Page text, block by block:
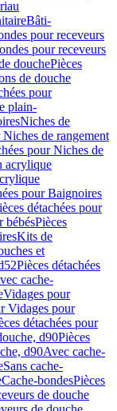
Bâti-
pour receveurs
pour receveurs
douchePièces
de douche
pour
plain-
Niches de
Niches de rangement
pour Niches de
acrylique
pour Baignoires
détachées pour
bébésPièces
Kits de
et
Pièces détachées
cache-
Vidages pour
Vidages pour
détachées pour
d90Pièces
d90Avec cache-
Sans cache-
Cache-bondesPièces
de douche